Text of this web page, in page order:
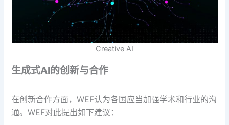
Creative AI
生成式AI的创新与合作
在创新合作方面，WEF认为各国应当加强学术和行业的沟
通。WEF对此提出如下建议：